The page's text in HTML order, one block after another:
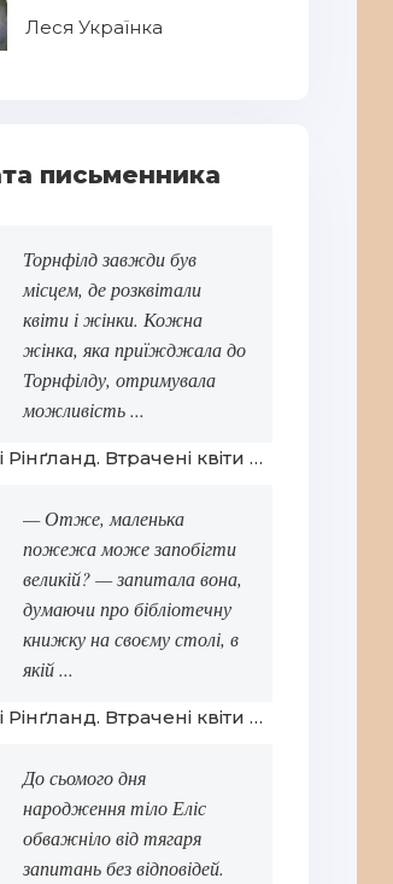
Леся Українка
письменника
Торнфілд завжди був
місцем, де розквітали
квіти і жінки. Кожна
жінка, яка приїжджала до
Торнфілду, отримувала
можливість ...
© Голлі Рінґланд. Втрачені квіти Еліс Гарт
— Отже, маленька
пожежа може запобігти
великій? — запитала вона,
думаючи про бібліотечну
книжку на своєму столі, в
якій ...
© Голлі Рінґланд. Втрачені квіти Еліс Гарт
До сьомого дня
народження тіло Еліс
обважніло від тягаря
запитань без відповідей.